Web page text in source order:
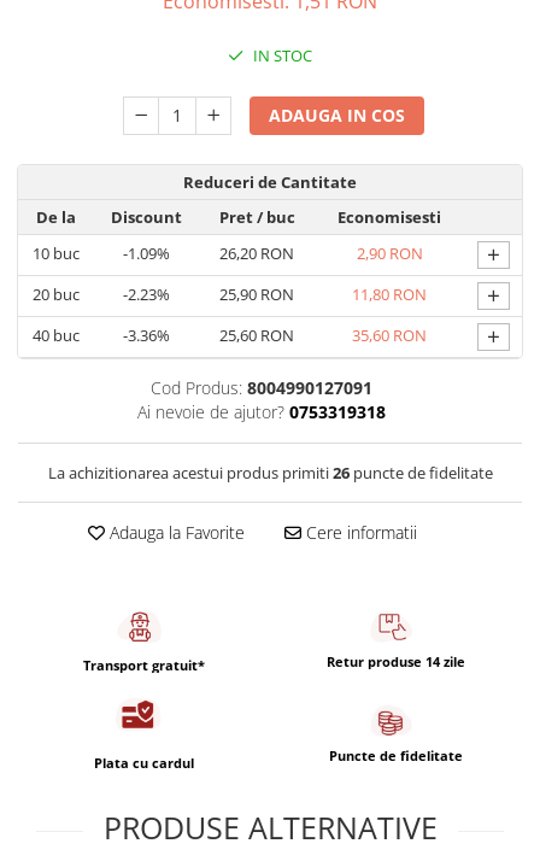
IN STOC
ADAUGA IN COS
Reduceri de Cantitate
De la
Discount Pret/ buc
Economisesti
10buc -1.09% 26,20 RON 2,90 RON +
20buc -2.23% 25,90 RON 11,80 RON +
40buc -3.36% 25,60 RON 35,60 RON +
Cod Produs: 8004990127091
Ai nevoie de ajutor? 0753319318
La achizitionarea acestui produs primiti26puncte de fidelitate
Adauga la Favorite Cere informatii
Transport gratuit* Retur produse 14 zile
Plata cu cardul Puncte de fidelitate
PRODUSE ALTERNATIVE